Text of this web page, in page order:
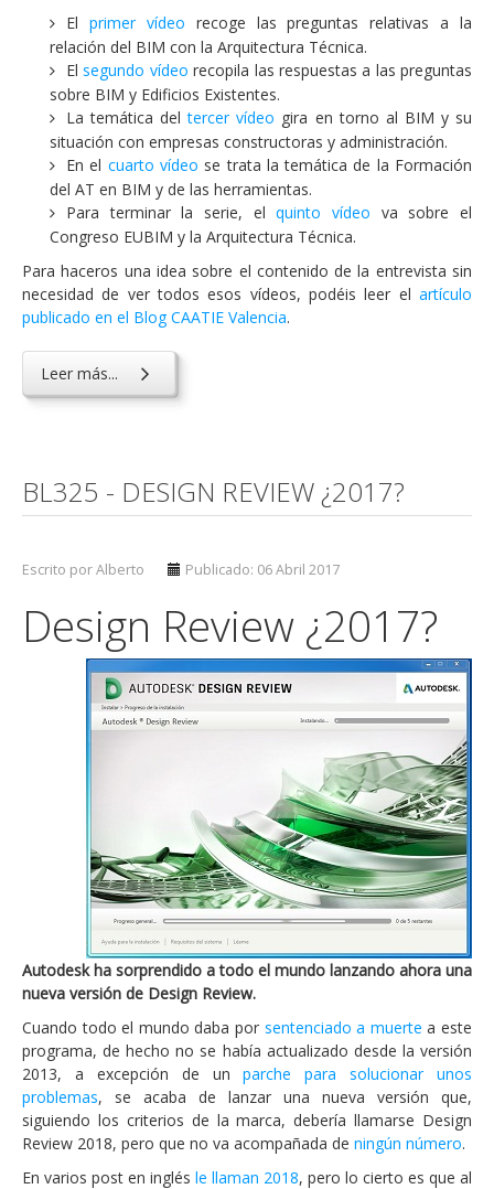
El primer vídeo recoge las preguntas relativas a la
relación del BIM con la Arquitectura Técnica.
Elsegundo vídeo recopila las respuestas a las preguntas
sobre BIM y Edificios Existentes.
La temática deltercer vídeo gira en torno al BIM y su
situación con empresas constructoras y administración.
En el cuarto vídeo se trata la temática de la Formación
del AT en BIM y de las herramientas.
Para terminar la serie, elquinto vídeo va sobre el
Congreso EUBIM y la Arquitectura Técnica.
Para haceros una idea sobre el contenido de la entrevista sin
necesidad de ver todos esos vídeos, podéis leer el artículo
publicado en el Blog CAATIE Valencia.
Leer más...
BL325 - DESIGN REVIEW ¿2017?
Escrito por Alberto Publicado: 06 Abril 2017
Design Review ¿2017?
Autodesk ha sorprendido a todo el mundo lanzando ahora una
nueva versión de Design Review.
Cuando todo el mundo daba por sentenciado a muerte a este
programa, de hecho no se había actualizado desde la versión
2013, a excepción de unparche para solucionar unos
problemas, se acaba de lanzar una nueva versión que,
siguiendo los criterios de la marca, debería llamarse Design
Review 2018, pero que no va acompañada de ningún número.
En varios post en inglés le llaman 2018, pero lo cierto es que al